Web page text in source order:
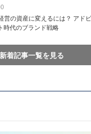
営の資産に変えるには？ アド
時代のブランド戦略
新着記事一覧を見る